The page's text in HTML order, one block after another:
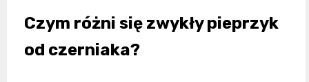
Czym różni się zwykły pieprzyk
od czerniaka?